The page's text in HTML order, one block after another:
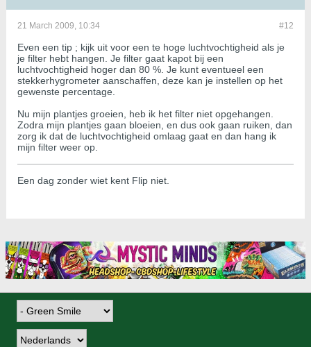
#12
21 March 2009, 10:34
Even een tip ; kijk uit voor een te hoge luchtvochtigheid als je
je filter hebt hangen. Je filter gaat kapot bij een
luchtvochtigheid hoger dan 80 %. Je kunt eventueel een
stekkerhygrometer aanschaffen, deze kan je instellen op het
gewenste percentage.
Nu mijn plantjes groeien, heb ik het filter niet opgehangen.
Zodra mijn plantjes gaan bloeien, en dus ook gaan ruiken, dan
zorg ik dat de luchtvochtigheid omlaag gaat en dan hang ik
mijn filter weer op.
Een dag zonder wiet kent Flip niet.